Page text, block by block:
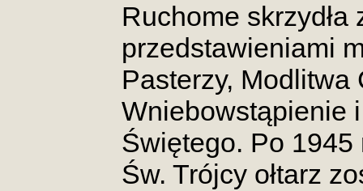
Ruchome skrzydła
przedstawieniami
Pasterzy, Modlitwa
Wniebowstąpienie
Świętego. Po 1945
Św. Trójcy ołtarz